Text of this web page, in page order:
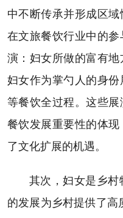
中不断传承并形成区
在文旅餐饮行业中的
演：妇女所做的富有地
妇女作为掌勺人的身
等餐饮全过程。这些
餐饮发展重要性的体
了文化扩展的机遇。
其次，妇女是乡
的发展为乡村提供了高